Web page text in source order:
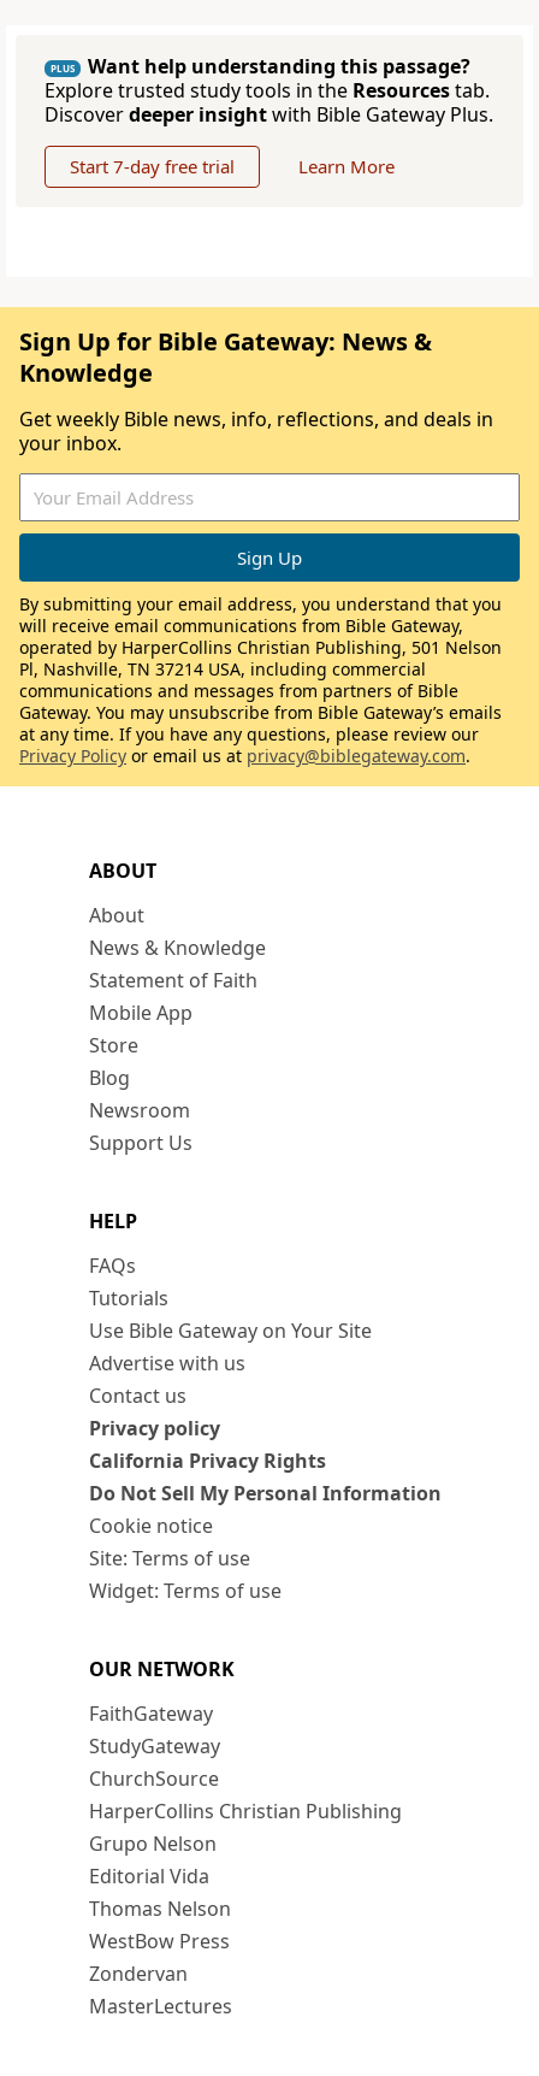
PLUS
Want help understanding this passage?
Explore trusted study tools in the Resourcestab.
Discoverdeeper insightwith Bible Gateway Plus.
Start 7-day free trial Learn More
ABOUT
About
News & Knowledge
Statement of Faith
Mobile App
Store
Blog
Newsroom
Support Us
HELP
FAQs
Tutorials
Use Bible Gateway on Your Site
Advertise with us
Contact us
Privacy policy
California Privacy Rights
Do Not Sell My Personal Information
Cookie notice
Site: Terms of use
Widget: Terms of use
OUR NETWORK
FaithGateway
StudyGateway
ChurchSource
HarperCollins Christian Publishing
Grupo Nelson
Editorial Vida
Thomas Nelson
WestBow Press
Zondervan
MasterLectures
Sign Up for Bible Gateway: News &
Knowledge
Get weekly Bible news, info, reflections, and deals in
your inbox.
By submitting your email address, you understand that you
will receive email communications from Bible Gateway,
operated by HarperCollins Christian Publishing, 501 Nelson
Pl, Nashville, TN 37214 USA, including commercial
communications and messages from partners of Bible
Gateway. You may unsubscribe from Bible Gateway’s emails
at any time. If you have any questions, please review our
Privacy Policy or email us at privacy@biblegateway.com.